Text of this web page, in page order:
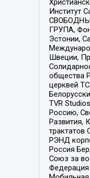
Институт
ГРУПА,
Эстонии,
Швеции,
общества
церквей
TVR
Россию,
Развития,
трактатов
РЭНД
Россия
Союз за
Федерация